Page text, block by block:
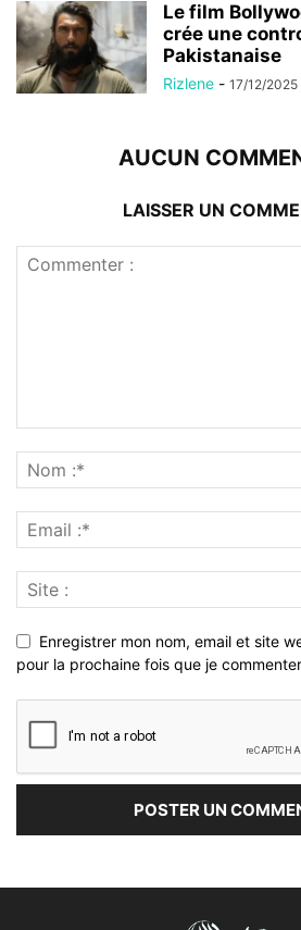
Le film
crée une
Pakistanaise
Rizlene - 17/12/2025
AUCUN
LAISSER UN
Enregistrer mon nom, email et site
pour la prochaine fois que je